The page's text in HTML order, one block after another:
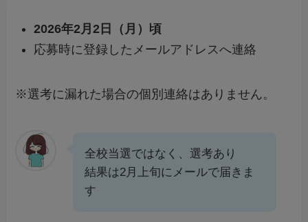
2026年2月2日（月）頃
応募時に登録したメールアドレスへ連絡
※選考に漏れた場合の個別連絡はありません。
全校当選ではなく、選考あり
結果は2月上旬にメールで届きま
す